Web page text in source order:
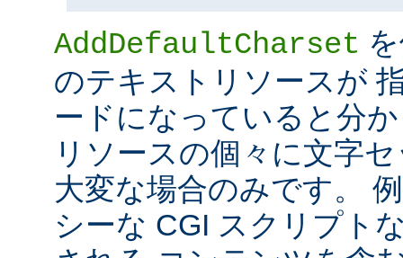
AddDefaultCharset
のテキストリソースが
ードになっていると分
リソースの個々に文字
大変な場合のみです。
シーな CGI スクリプト